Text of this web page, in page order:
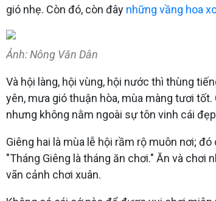
gió nhẹ. Còn đó, còn đây những vầng hoa
Ảnh: Nông Văn Dân
Và hội làng, hội vùng, hội nước thì thùng
yên, mưa gió thuận hòa, mùa màng tươi
nhưng không nằm ngoài sự tôn vinh cái
Giêng hai là mùa lễ hội rầm rộ muôn nơi;
"Tháng Giêng là tháng ăn chơi." Ăn và
vãn cảnh chơi xuân.